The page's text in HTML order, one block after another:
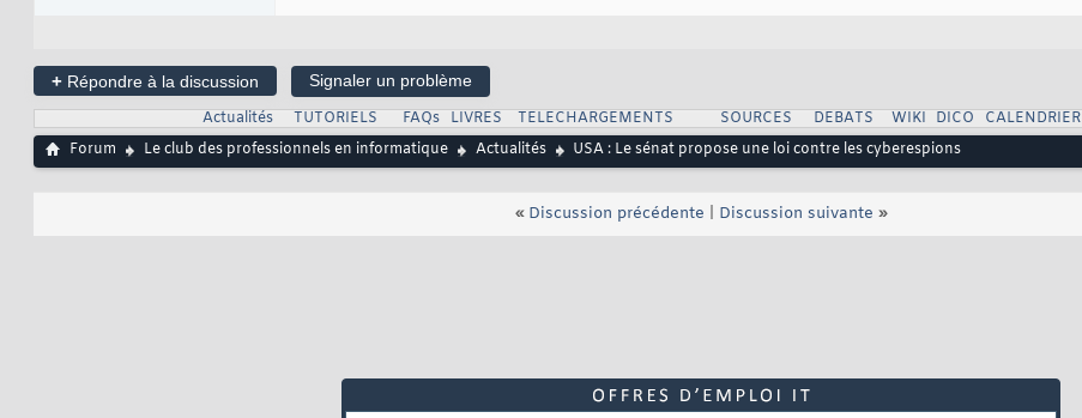
+ Répondre à la discussion
Signaler un problème
Actualités
TUTORIELS FAQs LIVRES TELECHARGEMENTS SOURCES DEBATS WIKI DICO CALENDRIER
Forum
Le club des professionnels en informatique Actualités USA : Le sénat propose une loi contre les cyberespions
« Discussion précédente Discussion suivante »